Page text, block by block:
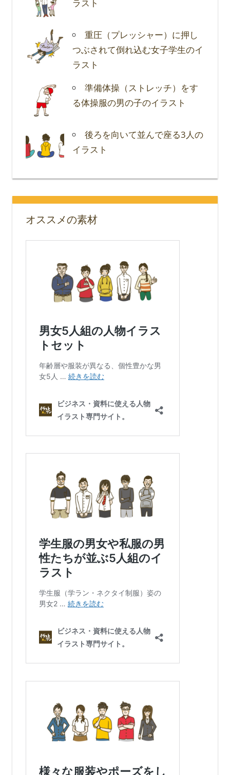
ラスト
重圧（プレッシャー）に押し
つぶされて倒れ込む女子学生のイ
ラスト
準備体操（ストレッチ）をす
る体操服の男の子のイラスト
後ろを向いて並んで座る3人の
イラスト
オススメの素材